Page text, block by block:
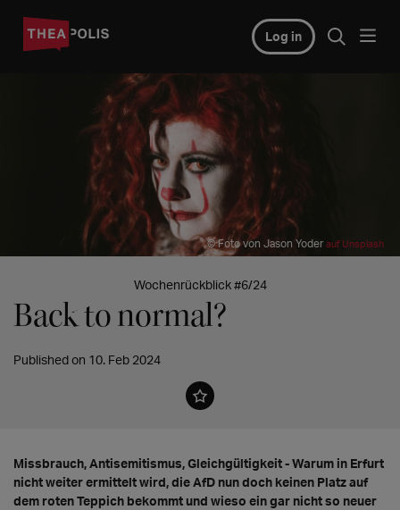
Log in
© Foto von Jason Yoder auf Unsplash
Wochenrückblick #6/24
Back to normal?
Published on 10. Feb 2024
Missbrauch, Antisemitismus, Gleichgültigkeit - Warum in Erfurt
nicht weiter ermittelt wird, die AfD nun doch keinen Platz auf
dem roten Teppich bekommt und wieso ein gar nicht so neuer